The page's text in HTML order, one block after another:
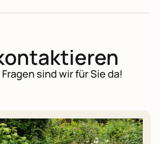
sind wir für Sie da!